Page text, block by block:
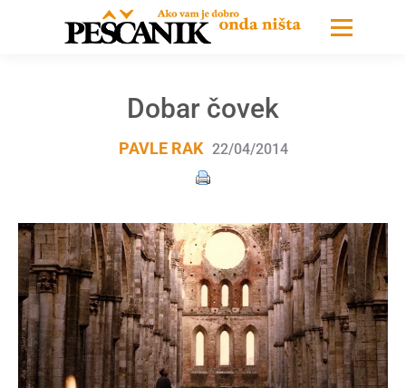
Dobar čovek
PAVLE RAK 22/04/2014